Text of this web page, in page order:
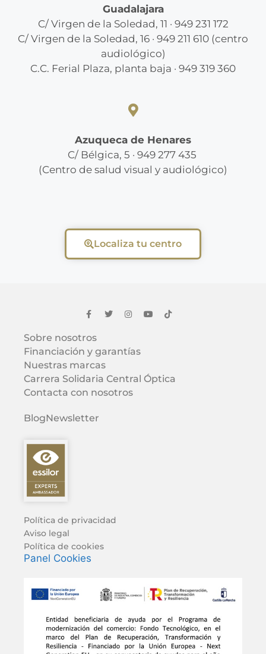
Guadalajara
C/ Virgen de la Soledad, 11 · 949 231 172
C/ Virgen de la Soledad, 16 · 949 211 610 (centro
audiológico)
C.C. Ferial Plaza, planta baja · 949 319 360
Azuqueca de Henares
C/ Bélgica, 5 · 949 277 435
(Centro de salud visual y audiológico)
Localiza tu centro
Sobre nosotros
Financiación y garantías
Nuestras marcas
Carrera Solidaria Central Óptica
Contacta con nosotros
BlogNewsletter
Política de privacidad
Aviso legal
Política de cookies
Panel Cookies